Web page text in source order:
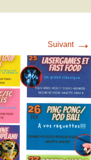
Suivant →